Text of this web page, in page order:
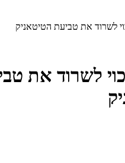
את טביעת הטיטאניק
את טביעת